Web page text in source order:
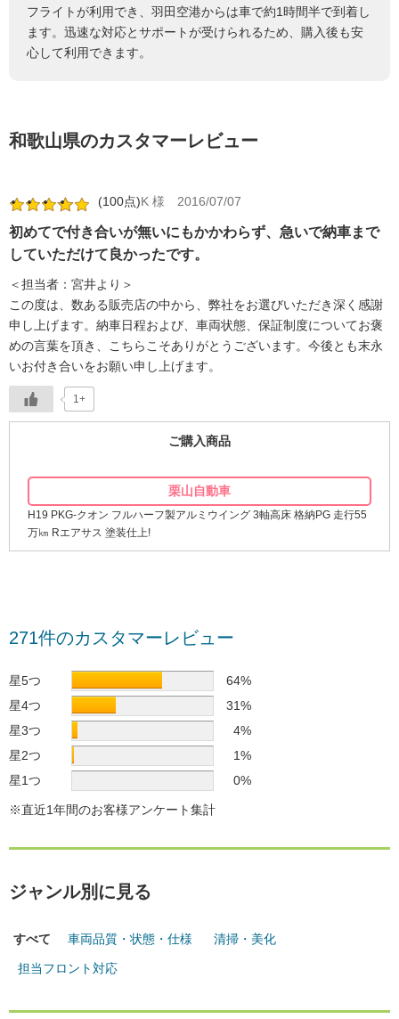
フライトが利用でき、羽田空港からは車で約1時間半で到着し
ます。迅速な対応とサポートが受けられるため、購入後も安
心して利用できます。
和歌山県のカスタマーレビュー
(100点)K 様 2016/07/07
初めてで付き合いが無いにもかかわらず、急いで納車まで
していただけて良かったです。
＜担当者：宮井より＞
この度は、数ある販売店の中から、弊社をお選びいただき深く感謝
申し上げます。納車日程および、車両状態、保証制度についてお褒
めの言葉を頂き、こちらこそありがとうございます。今後とも末永
いお付き合いをお願い申し上げます。
1+
ご購入商品
栗山自動車
H19 PKG-クオン フルハーフ製アルミウイング 3軸高床 格納PG 走行55
万㎞ Rエアサス 塗装仕上!
271件のカスタマーレビュー
星5つ
64%
星4つ
31%
星3つ
4%
星2つ
1%
星1つ
0%
※直近1年間のお客様アンケート集計
ジャンル別に見る
すべて 車両品質・状態・仕様 清掃・美化
担当フロント対応